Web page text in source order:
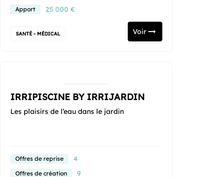
Apport 25 000 €
SANTÉ - MÉDICAL Voir
IRRIPISCINE BY IRRIJARDIN
Les plaisirs de l’eau dans le jardin
Offres de reprise 4
Offres de création 9